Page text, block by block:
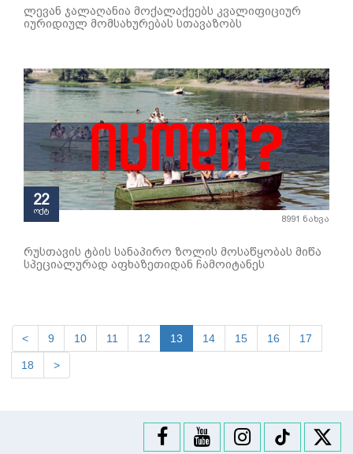
ლევან ჯალაღანია მოქალაქეებს კვალიფიციურ
იურიდიულ მომსახურებას სთავაზობს
22
ოქტ
8991 ნახვა
რუსთავის ტბის სანაპირო ზოლის მოსაწყობას მიწა
სპეციალურად აფხაზეთიდან ჩამოიტანეს
< 9 10 11 12 13 14 15 16 17
18 >